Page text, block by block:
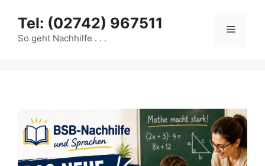
Inhalt
springen
Tel: (02742) 967511
So geht Nachhilfe . . .
Menü